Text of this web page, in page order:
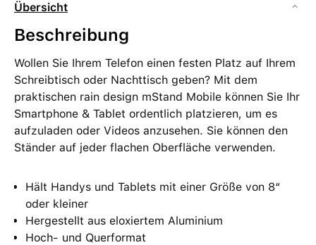
Übersicht
Beschreibung
Wollen Sie Ihrem Telefon einen festen Platz auf Ihrem
Schreibtisch oder Nachttisch geben? Mit dem
praktischen rain design mStand Mobile können Sie Ihr
Smartphone & Tablet ordentlich platzieren, um es
aufzuladen oder Videos anzusehen. Sie können den
Ständer auf jeder flachen Oberfläche verwenden.
Hält Handys und Tablets mit einer Größe von 8“
oder kleiner
Hergestellt aus eloxiertem Aluminium
Hoch- und Querformat